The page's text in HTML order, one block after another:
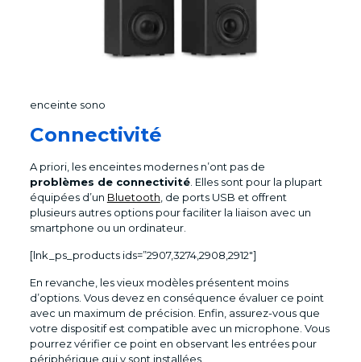
enceinte sono
Connectivité
A priori, les enceintes modernes n’ont pas de
problèmes de connectivité. Elles sont pour la plupart
équipées d’un Bluetooth, de ports USB et offrent
plusieurs autres options pour faciliter la liaison avec un
smartphone ou un ordinateur.
[lnk_ps_products ids=”2907,3274,2908,2912″]
En revanche, les vieux modèles présentent moins
d’options. Vous devez en conséquence évaluer ce point
avec un maximum de précision. Enfin, assurez-vous que
votre dispositif est compatible avec un microphone. Vous
pourrez vérifier ce point en observant les entrées pour
périphérique qui y sont installées.